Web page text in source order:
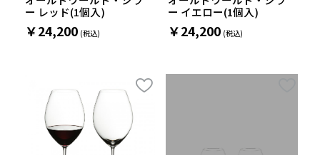
ー レッド(1個入)
￥24,200
ー イエロー(1個入)
￥24,200